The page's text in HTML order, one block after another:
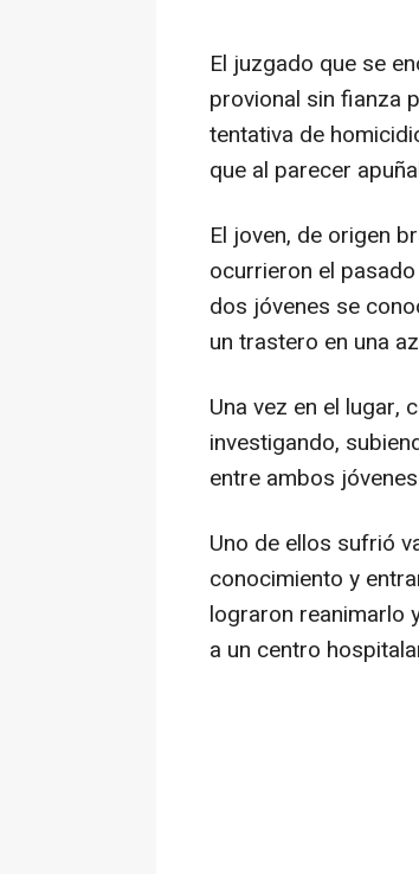
El juzgado que se
provional sin fianza
tentativa de
que al parecer
El joven, de origen
ocurrieron el
dos jóvenes se
un trastero en una
Una vez en el lugar,
investigando,
entre ambos
Uno de ellos sufrió
conocimiento y
lograron reanimarlo
a un centro